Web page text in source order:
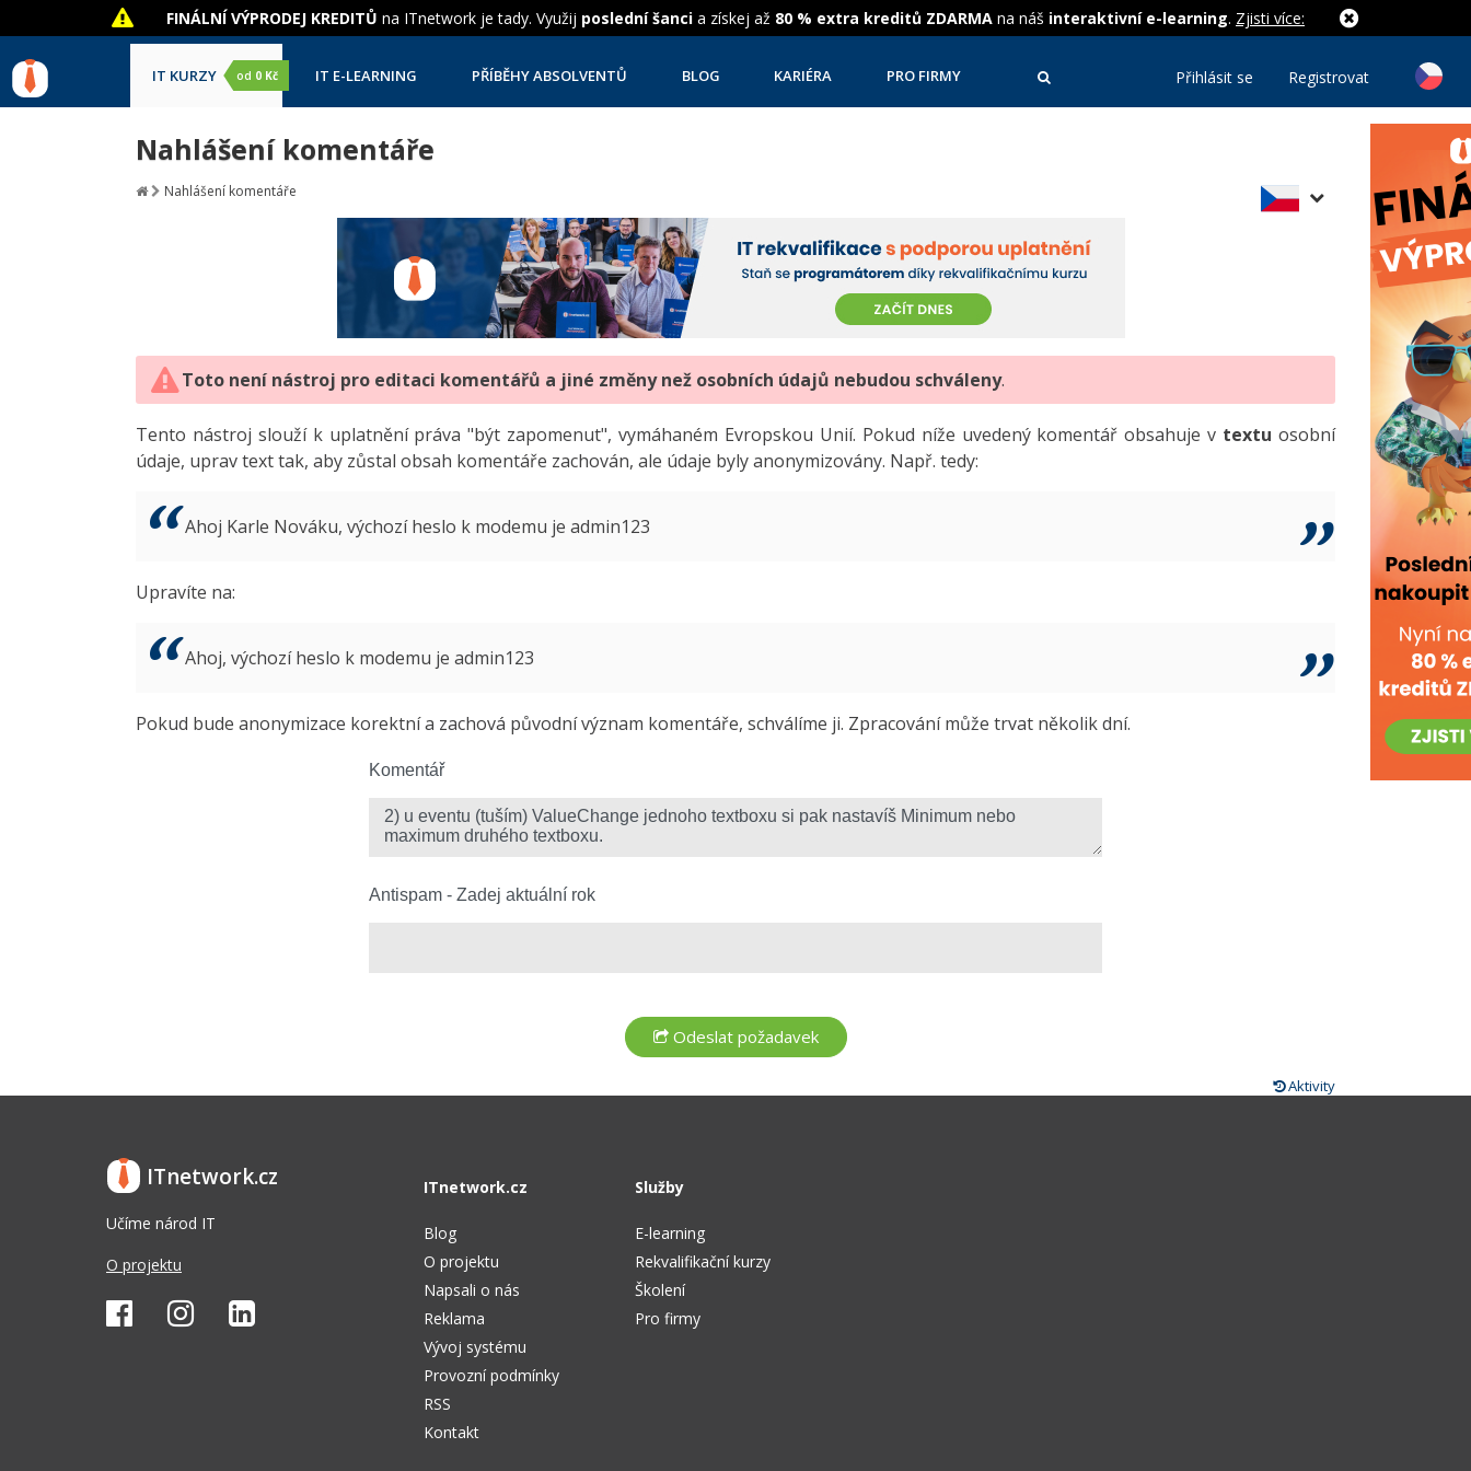
FINÁLNÍ VÝPRODEJ KREDITŮ na ITnetwork je tady. Využij poslední šanci a získej až 80 % extra kreditů ZDARMA na náš interaktivní e-learning. Zjisti více:
IT KURZY od 0 Kč IT E-LEARNING PŘÍBĚHY ABSOLVENTŮ BLOG KARIÉRA PRO FIRMY Přihlásit se Registrovat
Nahlášení komentáře
Nahlášení komentáře
Toto není nástroj pro editaci komentářů a jiné změny než osobních údajů nebudou schváleny.
Tento nástroj slouží k uplatnění práva "být zapomenut", vymáhaném Evropskou Unií. Pokud níže uvedený komentář obsahuje v textu osobní
údaje, uprav text tak, aby zůstal obsah komentáře zachován, ale údaje byly anonymizovány. Např. tedy:
Ahoj Karle Nováku, výchozí heslo k modemu je admin123
Upravíte na:
Ahoj, výchozí heslo k modemu je admin123
Pokud bude anonymizace korektní a zachová původní význam komentáře, schválíme ji. Zpracování může trvat několik dní.
Komentář
Antispam - Zadej aktuální rok
Aktivity
ITnetwork.cz
Učíme národ IT
O projektu
ITnetwork.cz
Blog
O projektu
Napsali o nás
Reklama
Vývoj systému
Provozní podmínky
RSS
Kontakt
Služby
E-learning
Rekvalifikační kurzy
Školení
Pro firmy